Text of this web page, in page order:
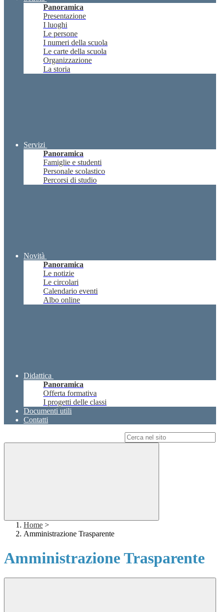
Panoramica
Presentazione
I luoghi
Le persone
I numeri della scuola
Le carte della scuola
Organizzazione
La storia
Servizi
Panoramica
Famiglie e studenti
Personale scolastico
Percorsi di studio
Novità
Panoramica
Le notizie
Le circolari
Calendario eventi
Albo online
Didattica
Panoramica
Offerta formativa
I progetti delle classi
Documenti utili
Contatti
Home >
Amministrazione Trasparente
Amministrazione Trasparente